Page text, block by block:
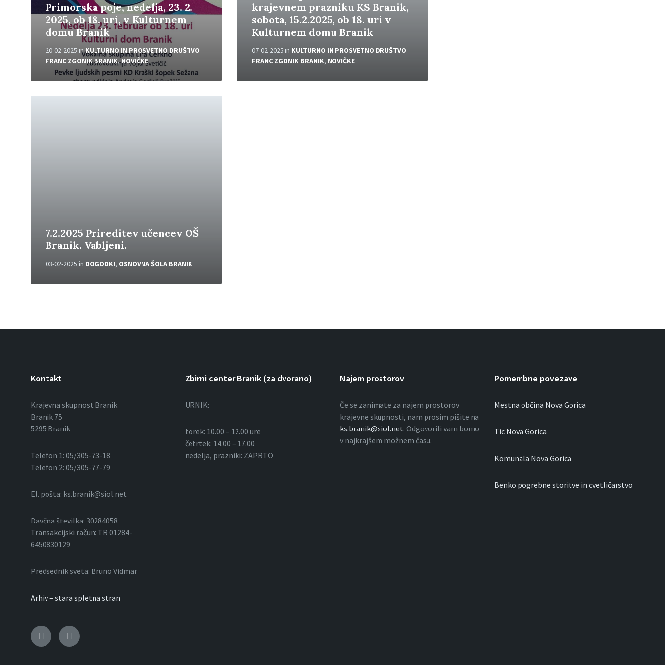
Primorska poje, nedelja, 23. 2.
2025, ob 18. uri, v Kulturnem
domu Branik
20-02-2025 inKULTURNO IN PROSVETNO DRUŠTVO
FRANC ZGONIK BRANIK,NOVIČKE
krajevnem prazniku KS Branik,
sobota, 15.2.2025, ob 18. uri v
Kulturnem domu Branik
07-02-2025 in KULTURNO IN PROSVETNO DRUŠTVO
FRANC ZGONIK BRANIK, NOVIČKE
7.2.2025 Prireditev učencev OŠ
Branik. Vabljeni.
03-02-2025 in DOGODKI, OSNOVNA ŠOLA BRANIK
Kontakt
Krajevna skupnost Branik
Branik 75
5295 Branik
Telefon 1: 05/305-73-18
Telefon 2: 05/305-77-79
El. pošta: ks.branik@siol.net
Davčna številka: 30284058
Transakcijski račun: TR 01284-
6450830129
Predsednik sveta: Bruno Vidmar
Arhiv – stara spletna stran
Zbirni center Branik (za dvorano)
URNIK:
torek: 10.00 – 12.00 ure
četrtek: 14.00 – 17.00
nedelja, prazniki: ZAPRTO
Najem prostorov
Če se zanimate za najem prostorov
krajevne skupnosti, nam prosim pišite na
ks.branik@siol.net. Odgovorili vam bomo
v najkrajšem možnem času.
Pomembne povezave
Mestna občina Nova Gorica
Tic Nova Gorica
Komunala Nova Gorica
Benko pogrebne storitve in cvetličarstvo